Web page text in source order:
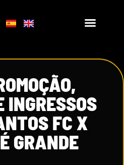
INGRESSOS
FC X
GRANDE